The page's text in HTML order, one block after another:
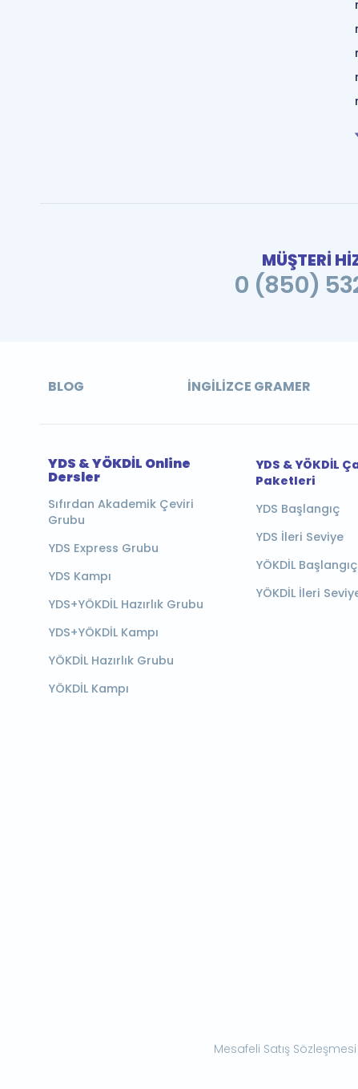
MÜŞTERİ
0 (850)
BLOG İNGILIZCE GRAMER
YDS & YÖKDİL Online
Dersler
Sıfırdan Akademik Çeviri
Grubu
YDS Express Grubu
YDS Kampı
YDS+YÖKDİL Hazırlık Grubu
YDS+YÖKDİL Kampı
YÖKDİL Hazırlık Grubu
YÖKDİL Kampı
YDS & YÖKDİL
Paketleri
YDS Başlangıç
YDS İleri Seviye
YÖKDİL Başlangıç
YÖKDİL İleri
Mesafeli Satış Sözleşmesi